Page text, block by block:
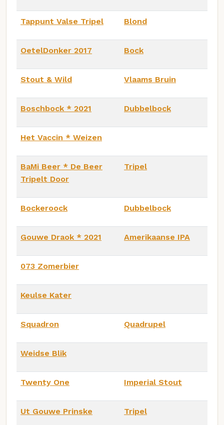
Tappunt Valse Tripel Blond
OetelDonker 2017 Bock
Stout & Wild Vlaams Bruin
Boschbock * 2021 Dubbelbock
Het Vaccin * Weizen
BaMi Beer * De Beer
Tripelt Door
Tripel
Bockeroock Dubbelbock
Gouwe Draok * 2021 Amerikaanse IPA
073 Zomerbier
Keulse Kater
Squadron Quadrupel
Weidse Blik
Twenty One Imperial Stout
Ut Gouwe Prinske Tripel